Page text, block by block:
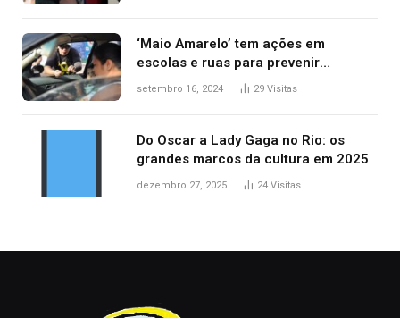
‘Maio Amarelo’ tem ações em
escolas e ruas para prevenir
acidentes no trânsito no AP
setembro 16, 2024 29 Visitas
Do Oscar a Lady Gaga no Rio: os
grandes marcos da cultura em 2025
dezembro 27, 2025 24 Visitas